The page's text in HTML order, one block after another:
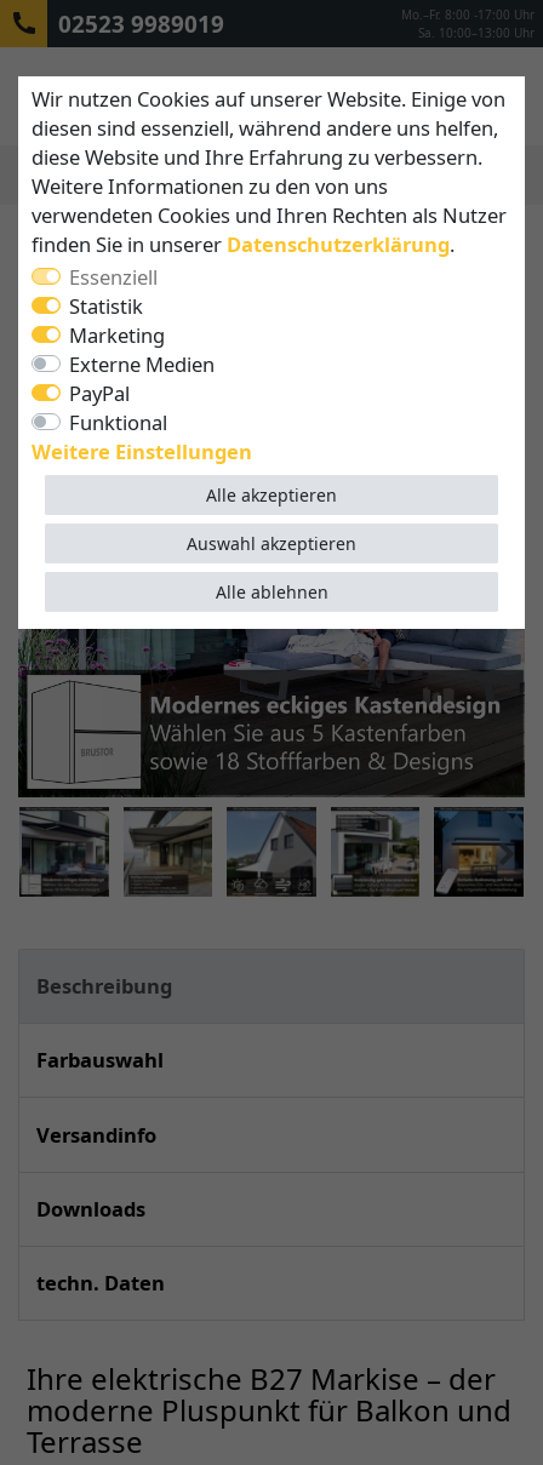
02523 9989019
Mo.–Fr. 8:00 -17:00 Uhr
Sa. 10:00–13:00 Uhr
Beschreibung
Farbauswahl
Versandinfo
Downloads
techn. Daten
Ihre elektrische B27 Markise – der
moderne Pluspunkt für Balkon und
Terrasse
Wir nutzen Cookies auf unserer Website. Einige von
diesen sind essenziell, während andere uns helfen,
diese Website und Ihre Erfahrung zu verbessern.
Weitere Informationen zu den von uns
verwendeten Cookies und Ihren Rechten als Nutzer
finden Sie in unserer Daten­schutz­erklärung.
Essenziell
Statistik
Marketing
Externe Medien
PayPal
Funktional
Weitere Einstellungen
Alle akzeptieren
Alle ablehnen
Auswahl akzeptieren